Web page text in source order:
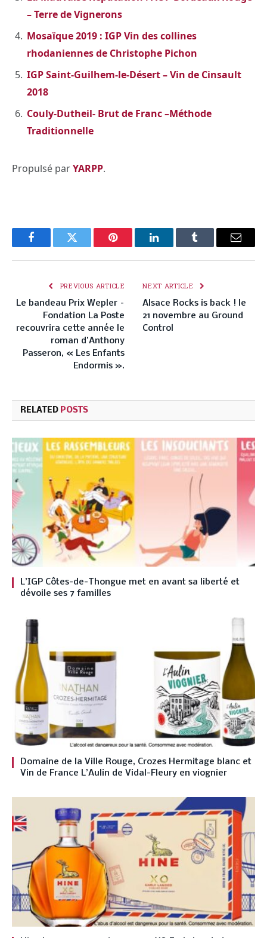
– Terre de Vignerons
Mosaïque 2019 : IGP Vin des collines
rhodaniennes de Christophe Pichon
IGP Saint-Guilhem-le-Désert – Vin de Cinsault
2018
Couly-Dutheil- Brut de Franc –Méthode
Traditionnelle
Propulsé parYARPP.
FacebookTwitter Pinterest LinkedInTumblr Email
PREVIOUS ARTICLE
Le bandeau Prix Wepler –
Fondation La Poste
recouvrira cette année le
roman d’Anthony
Passeron, « Les Enfants
Endormis ».
NEXT ARTICLE
Alsace Rocks is back ! le
21 novembre au Ground
Control
RELATED POSTS
L’IGP Côtes-de-Thongue met en avant sa liberté et
dévoile ses 7 familles
Domaine de la Ville Rouge, Crozes Hermitage blanc et
Vin de France L’Aulin de Vidal-Fleury en viognier